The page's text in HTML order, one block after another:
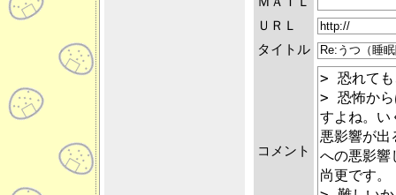
ＵＲＬ
タイトル
コメント